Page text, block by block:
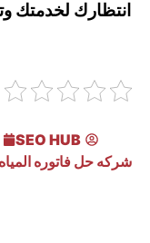
انتظارك لخدمتك
SEO HUB
شركه حل فاتوره